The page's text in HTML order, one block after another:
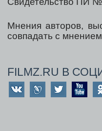
Мнения авторов,
совпадать с
FILMZ.RU В